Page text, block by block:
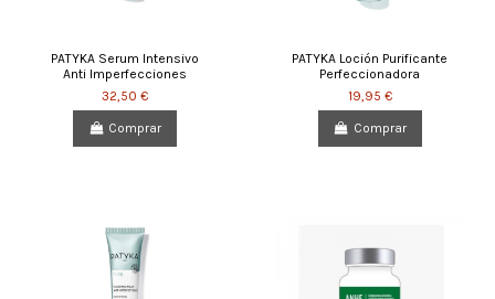
PATYKA Serum Intensivo
Anti Imperfecciones
32,50 €
Comprar
PATYKA Loción Purificante
Perfeccionadora
19,95 €
Comprar